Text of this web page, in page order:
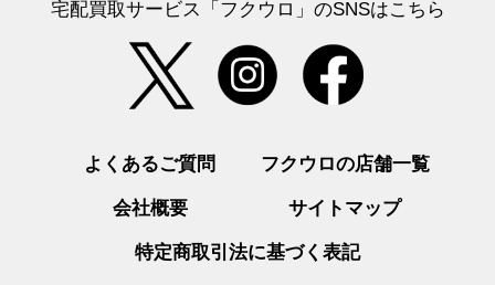
宅配買取サービス「フクウロ」のSNSはこちら
よくあるご質問 フクウロの店舗一覧
会社概要 サイトマップ
特定商取引法に基づく表記